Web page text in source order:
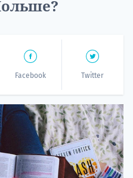
Facebook Twitter